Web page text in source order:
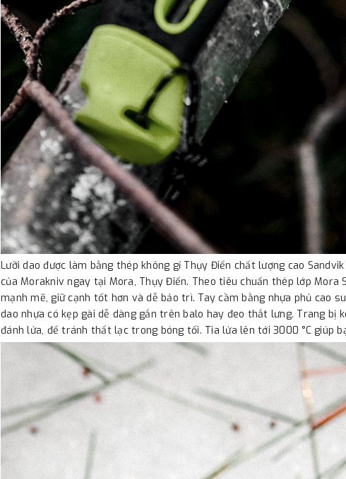
Lưỡi dao được làm bằng thép không gỉ Thụy Điển chất lượng cao
của Morakniv ngay tại Mora, Thụy Điển. Theo tiêu chuẩn thép lớp
mạnh mẽ, giữ cạnh tốt hơn và dễ bảo trì. Tay cầm bằng nhựa phủ cao
dao nhựa có kẹp gài dễ dàng gắn trên balo hay đeo thắt lưng. Trang bị
đánh lửa, để tránh thất lạc trong bóng tối. Tia lửa lên tới 3000 °C giúp